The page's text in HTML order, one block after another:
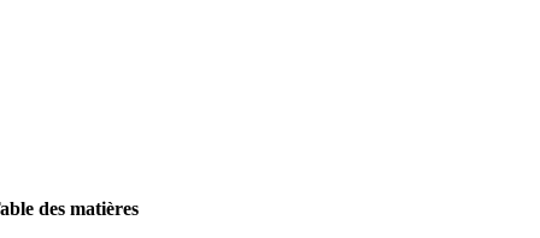
des matières